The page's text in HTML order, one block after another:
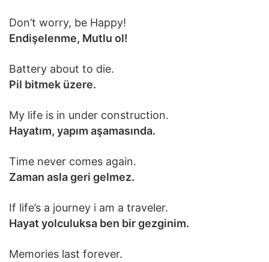
Don’t worry, be Happy!
Endişelenme, Mutlu ol!
Battery about to die.
Pil bitmek üzere.
My life is in under construction.
Hayatım, yapım aşamasında.
Time never comes again.
Zaman asla geri gelmez.
If life’s a journey i am a traveler.
Hayat yolculuksa ben bir gezginim.
Memories last forever.